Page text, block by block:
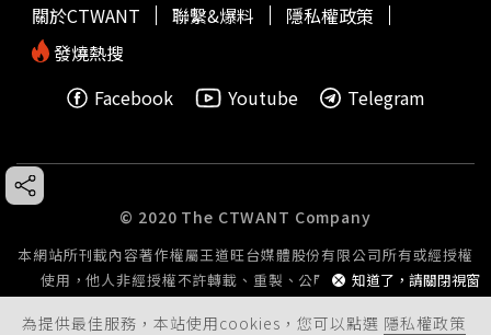
為提供最佳服務，本站使用cookies，您可以點選 隱私權政策
知道了，請關閉視窗
關於CTWANT 聯繫&爆料
隱私權政策
發燒熱搜
Facebook
Youtube Telegram
© 2020 The CTWANT Company
本網站所刊載內容著作權屬王道旺台媒體股份有限公司所有或經授權
使用，他人非經授權不許轉載、重製、公開播送或公開傳輸。